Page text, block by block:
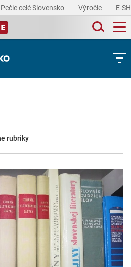
Pečie celé Slovensko Výročie E-
rubriky